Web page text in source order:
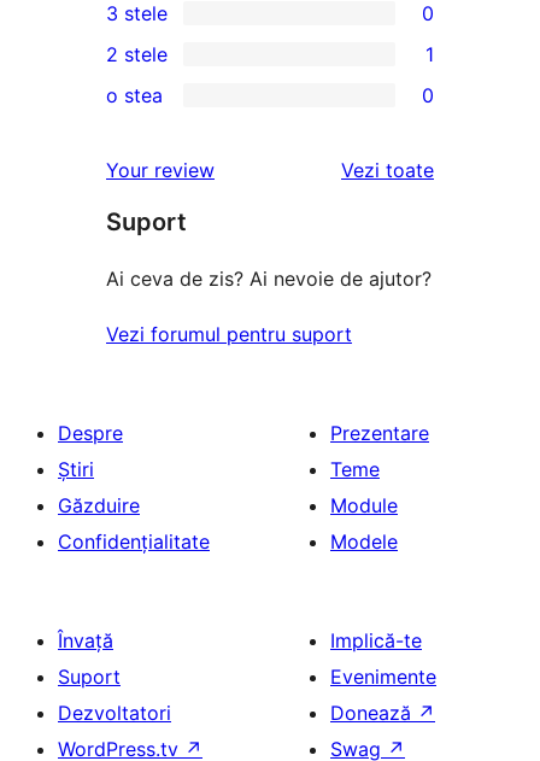
–
recenzii
(stele)
4
–
recenzii
0
3
–
(stele)
3 stele 0
2
recenzie
(stele)
2 stele 1
0
–
recenzii
o stea 0
Your review Vezi toaterecenziile
Suport
Ai ceva de zis? Ai nevoie de ajutor?
Vezi forumul pentru suport
Despre
Știri
Găzduire
Confidențialitate
Prezentare
Teme
Module
Modele
Învață
Suport
Dezvoltatori
WordPress.tv ↗
Implică-te
Evenimente
Donează ↗
Swag ↗